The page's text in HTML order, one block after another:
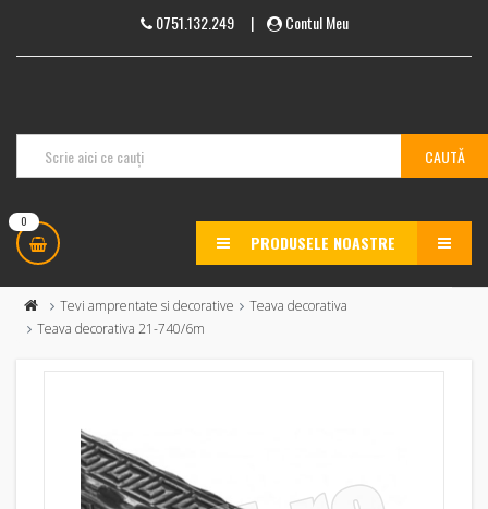
0751.132.249| Contul Meu
0
PRODUSELE NOASTRE MENU
Tevi amprentate si decorative
Teava decorativa
Teava decorativa 21-740/6m